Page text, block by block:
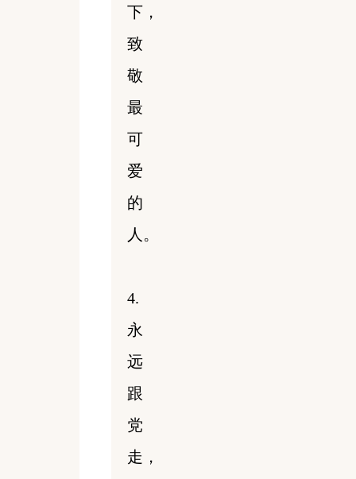
下，
致
敬
最
可
爱
的
人。
4.
永
远
跟
党
走，